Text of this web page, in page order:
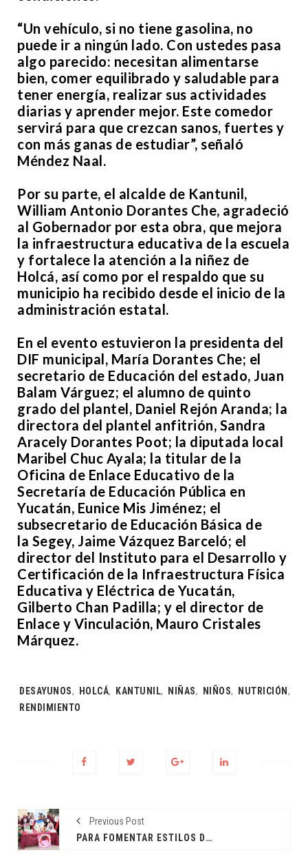
“Un vehículo, si no tiene gasolina, no
puede ir a ningún lado. Con ustedes pasa
algo parecido: necesitan alimentarse
bien, comer equilibrado y saludable para
tener energía, realizar sus actividades
diarias y aprender mejor. Este comedor
servirá para que crezcan sanos, fuertes y
con más ganas de estudiar”, señaló
Méndez Naal.
Por su parte, el alcalde de Kantunil,
William Antonio Dorantes Che, agradeció
al Gobernador por esta obra, que mejora
la infraestructura educativa de la escuela
y fortalece la atención a la niñez de
Holcá, así como por el respaldo que su
municipio ha recibido desde el inicio de la
administración estatal.
En el evento estuvieron la presidenta del
DIF municipal, María Dorantes Che; el
secretario de Educación del estado, Juan
Balam Várguez; el alumno de quinto
grado del plantel, Daniel Rejón Aranda; la
directora del plantel anfitrión, Sandra
Aracely Dorantes Poot; la diputada local
Maribel Chuc Ayala; la titular de la
Oficina de Enlace Educativo de la
Secretaría de Educación Pública en
Yucatán, Eunice Mis Jiménez; el
subsecretario de Educación Básica de
la Segey, Jaime Vázquez Barceló; el
director del Instituto para el Desarrollo y
Certificación de la Infraestructura Física
Educativa y Eléctrica de Yucatán,
Gilberto Chan Padilla; y el director de
Enlace y Vinculación, Mauro Cristales
Márquez.
Tags:
DESAYUNOS, HOLCÁ, KANTUNIL, NIÑAS, NIÑOS, NUTRICIÓN ,
RENDIMIENTO
Previous Post
PARA FOMENTAR ESTILOS DE VIDA SALUDABLES